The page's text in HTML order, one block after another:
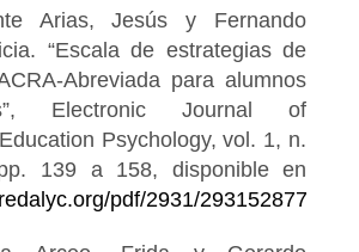
Arias, Jesús y Fernando
“Escala de estrategias de
Abreviada para alumnos
Electronic Journal of
Psychology, vol. 1, n.
139 a 158, disponible en
pdf/2931/